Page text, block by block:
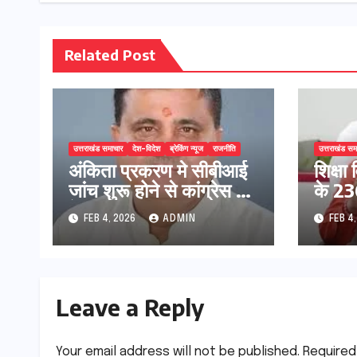
Related Post
उत्तराखंड समाचार देश-विदेश ब्रेकिंग न्यूज राजनीति
अंकिता प्रकरण मे सीबीआई
जांच शुरू होने से कांग्रेस हुई
बेनकाब: भट्ट
FEB 4, 2026 ADMIN
उत्तराखंड
के
FEB
Leave a Reply
Your email address will not be published.